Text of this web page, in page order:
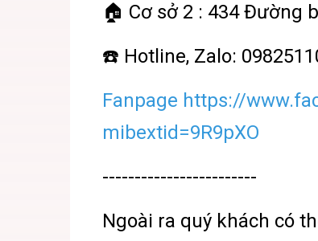
🏠 Cơ sở 2 : 434 Đường
☎️ Hotline, Zalo:
Fanpage https://
mibextid=9R9pXO
------------------------
Ngoài ra quý khách có